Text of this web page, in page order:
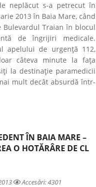
neplăcut s-a petrecut în
2013 în Baia Mare, când
Bulevardul Traian în blocul
de îngrijiri medicale.
apelului de urgență 112,
câteva minute la fața
la destinație paramedicii
mult decât absurdă într-
ÎN BAIA MARE –
O HOTĂRÂRE DE CL
Accesări: 4301